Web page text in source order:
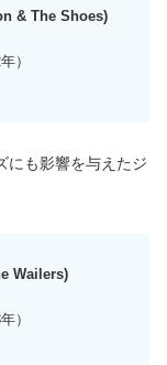
& The Shoes)
）
にも影響を与えたジ
Wailers)
）